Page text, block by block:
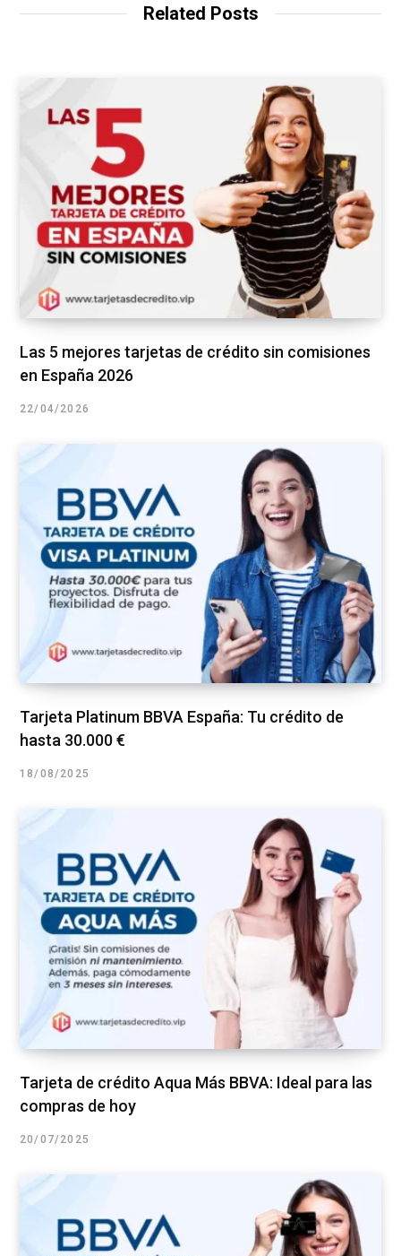
Related Posts
Las 5 mejores tarjetas de crédito sin comisiones
en España 2026
22/04/2026
Tarjeta Platinum BBVA España: Tu crédito de
hasta 30.000 €
18/08/2025
Tarjeta de crédito Aqua Más BBVA: Ideal para las
compras de hoy
20/07/2025